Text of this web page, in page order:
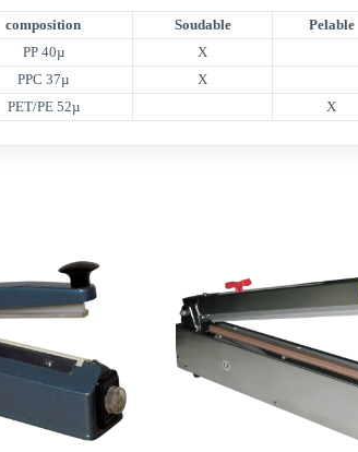
composition Soudable Pelable
PP 40µ X
PPC 37µ X
PET/PE 52µ X